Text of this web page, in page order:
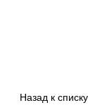
Назад к списку